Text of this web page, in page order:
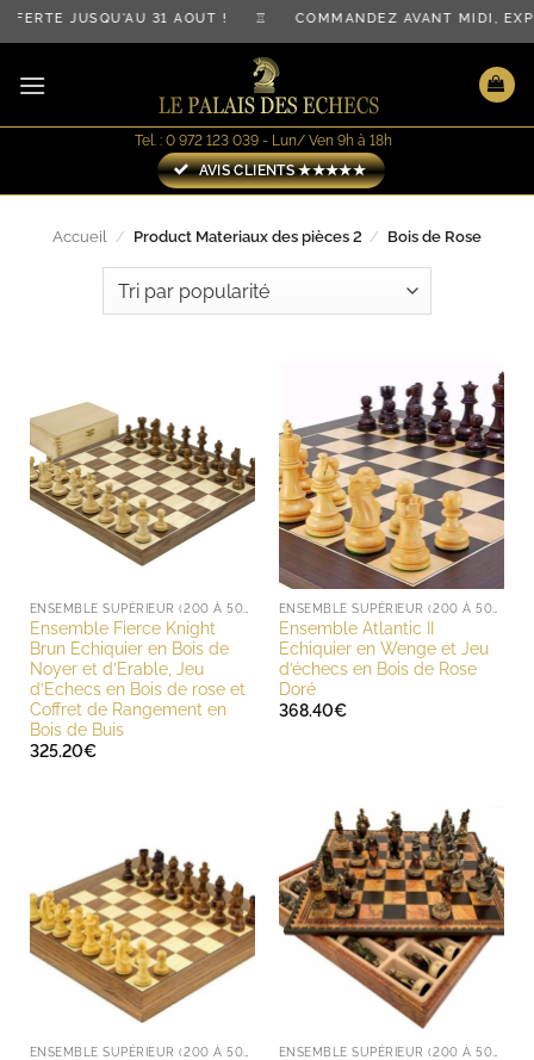
Passer
au
contenu
JUSQU'AU 31 AOÛT ! ♖ COMMANDEZ AVANT MIDI,
Tel. : 0 972 123 039 - Lun/ Ven 9h à 18h
AVIS CLIENTS ★★★★★
Accueil / Product Materiaux des pièces 2 / Bois de Rose
Ensemble Fierce Knight
Brun Echiquier en Bois de
Noyer et d’Erable, Jeu
d’Echecs en Bois de rose et
Coffret de Rangement en
Bois de Buis
325.20€
Ensemble Atlantic II
Echiquier en Wenge et Jeu
d’échecs en Bois de Rose
Doré
368.40€